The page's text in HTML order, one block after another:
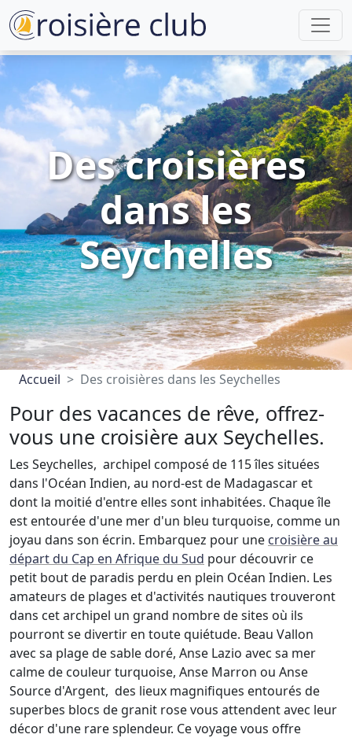
Des croisières
dans les
Seychelles
Accueil Des croisières dans les Seychelles
Pour des vacances de rêve, offrez-
vous une croisière aux Seychelles.
Les Seychelles, archipel composé de 115 îles situées
dans l'Océan Indien, au nord-est de Madagascar et
dont la moitié d'entre elles sont inhabitées. Chaque île
est entourée d'une mer d'un bleu turquoise, comme un
joyau dans son écrin. Embarquez pour une croisière au
départ du Cap en Afrique du Sud pour découvrir ce
petit bout de paradis perdu en plein Océan Indien. Les
amateurs de plages et d'activités nautiques trouveront
dans cet archipel un grand nombre de sites où ils
pourront se divertir en toute quiétude. Beau Vallon
avec sa plage de sable doré, Anse Lazio avec sa mer
calme de couleur turquoise, Anse Marron ou Anse
Source d'Argent, des lieux magnifiques entourés de
superbes blocs de granit rose vous attendent avec leur
décor d'une rare splendeur. Ce voyage vous offre